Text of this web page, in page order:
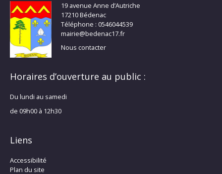
19 avenue Anne d’Autriche
17210 Bédenac
Téléphone : 0546044539
mairie@bedenac17.fr
Nous contacter
Horaires d’ouverture au public :
Du lundi au samedi
de 09h00 à 12h30
Liens
Accessibilité
Plan du site